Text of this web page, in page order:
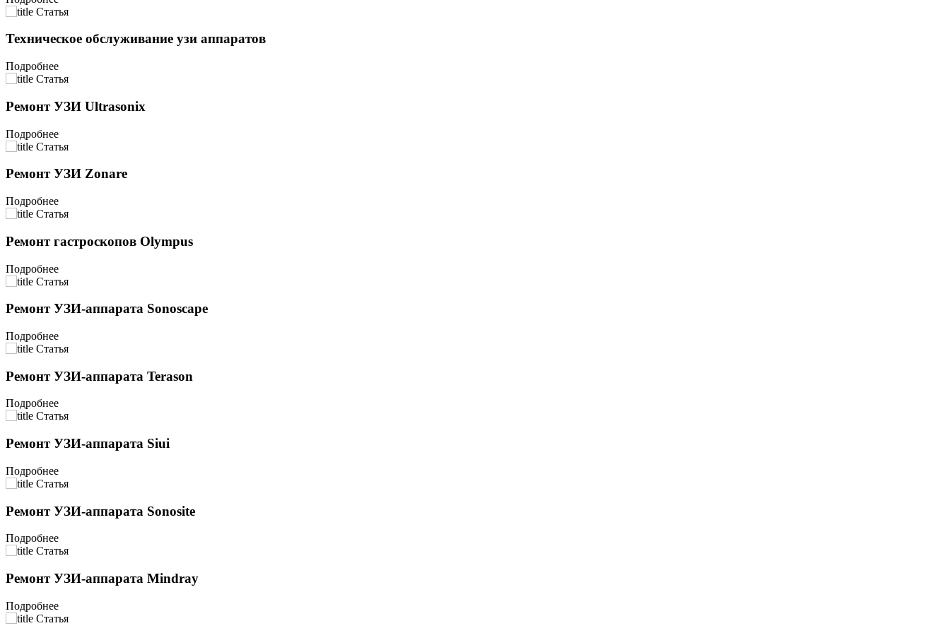
Статья
Техническое обслуживание узи аппаратов
Подробнее
Статья
Ремонт УЗИ Ultrasonix
Подробнее
Статья
Ремонт УЗИ Zonare
Подробнее
Статья
Ремонт гастроскопов Olympus
Подробнее
Статья
Ремонт УЗИ-аппарата Sonoscape
Подробнее
Статья
Ремонт УЗИ-аппарата Terason
Подробнее
Статья
Ремонт УЗИ-аппарата Siui
Подробнее
Статья
Ремонт УЗИ-аппарата Sonosite
Подробнее
Статья
Ремонт УЗИ-аппарата Mindray
Подробнее
Статья